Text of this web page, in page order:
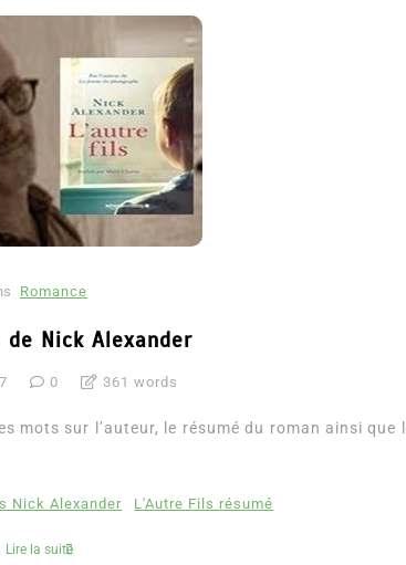
Romance
de Nick Alexander
0 361 words
mots sur l’auteur, le résumé du roman ainsi que
Nick Alexander L'Autre Fils résumé
Lire la suite
8 Juil 2026 0